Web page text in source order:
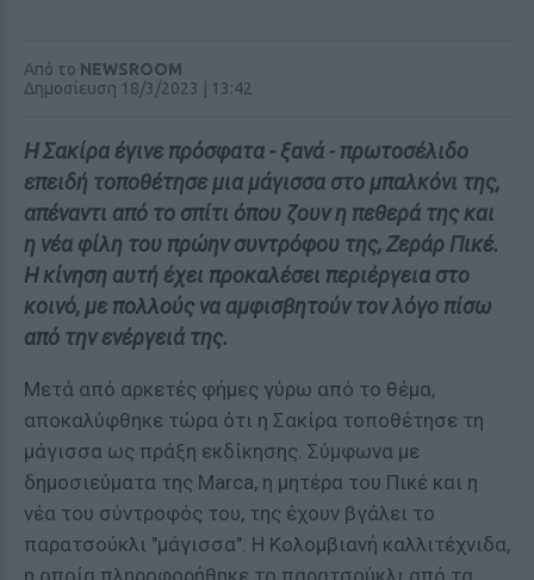
Από το NEWSROOM
Δημοσίευση 18/3/2023 | 13:42
Η Σακίρα έγινε πρόσφατα - ξανά - πρωτοσέλιδο
επειδή τοποθέτησε μια μάγισσα στο μπαλκόνι της,
απέναντι από το σπίτι όπου ζουν η πεθερά της και
η νέα φίλη του πρώην συντρόφου της, Ζεράρ Πικέ.
Η κίνηση αυτή έχει προκαλέσει περιέργεια στο
κοινό, με πολλούς να αμφισβητούν τον λόγο πίσω
από την ενέργειά της.
Μετά από αρκετές φήμες γύρω από το θέμα,
αποκαλύφθηκε τώρα ότι η Σακίρα τοποθέτησε τη
μάγισσα ως πράξη εκδίκησης. Σύμφωνα με
δημοσιεύματα της Marca, η μητέρα του Πικέ και η
νέα του σύντροφός του, της έχουν βγάλει το
παρατσούκλι "μάγισσα". Η Κολομβιανή καλλιτέχνιδα,
η οποία πληροφορήθηκε το παρατσούκλι από τα